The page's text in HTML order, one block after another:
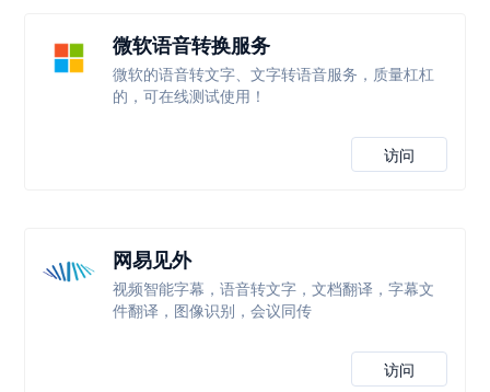
微软语音转换服务
微软的语音转文字、文字转语音服务，质量杠杠
的，可在线测试使用！
访问
网易见外
视频智能字幕，语音转文字，文档翻译，字幕文
件翻译，图像识别，会议同传
访问